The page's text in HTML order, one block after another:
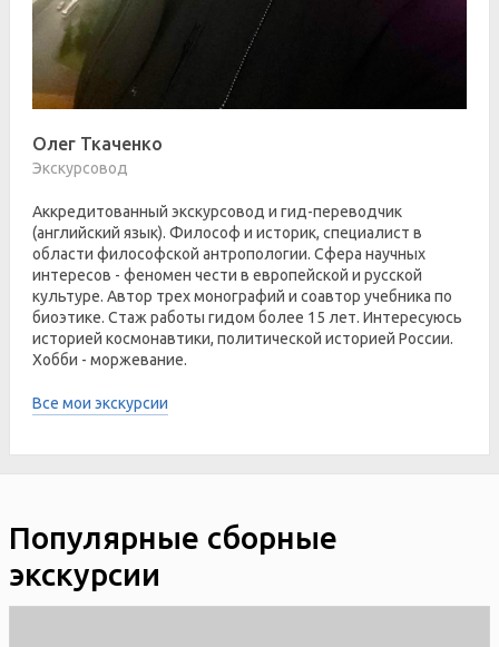
Олег Ткаченко
Экскурсовод
Аккредитованный экскурсовод и гид-переводчик
(английский язык). Философ и историк, специалист в
области философской антропологии. Сфера научных
интересов - феномен чести в европейской и русской
культуре. Автор трех монографий и соавтор учебника по
биоэтике. Стаж работы гидом более 15 лет. Интересуюсь
историей космонавтики, политической историей России.
Хобби - моржевание.
Все мои экскурсии
Популярные сборные
экскурсии